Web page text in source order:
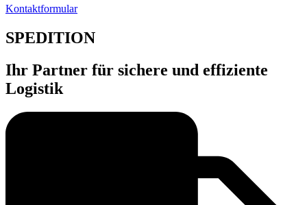
Kontaktformular
SPEDITION
Ihr Partner für sichere und effiziente
Logistik